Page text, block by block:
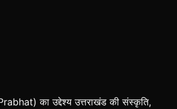
का उद्देश्य उत्तराखंड की संस्कृति,